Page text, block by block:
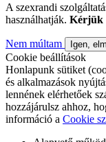
A szexrandi
használhatják. Kérjük
Nem múltam Igen,
Cookie beállítások
Honlapunk sütiket
és alkalmazások
lennének elérhetőek
hozzájárulsz ahhoz,
információ a Cookie